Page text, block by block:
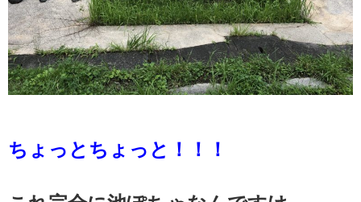
ちょっとちょっと！！！